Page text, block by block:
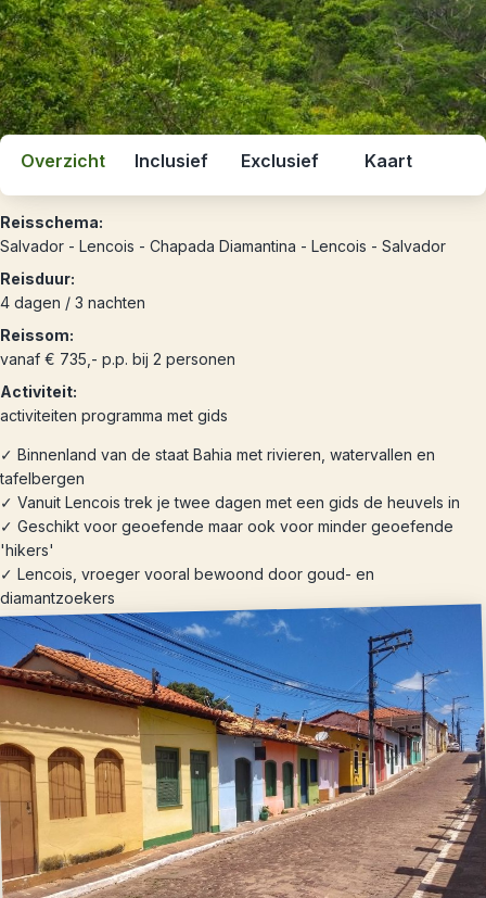
Overzicht Inclusief Exclusief Kaart
Reisschema:
Salvador - Lencois - Chapada Diamantina - Lencois - Salvador
Reisduur:
4 dagen / 3 nachten
Reissom:
vanaf € 735,- p.p. bij 2 personen
Activiteit:
activiteiten programma met gids
✓ Binnenland van de staat Bahia met rivieren, watervallen en
tafelbergen
✓ Vanuit Lencois trek je twee dagen met een gids de heuvels in
✓ Geschikt voor geoefende maar ook voor minder geoefende
'hikers'
✓ Lencois, vroeger vooral bewoond door goud- en
diamantzoekers